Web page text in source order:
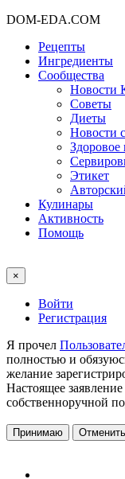
DOM-EDA.COM
Рецепты
Ингредиенты
Сообщества
Новости
Советы
Диеты
Новости
Здоровое
Этикет
Кулинары
Активность
Помощь
×
Войти
Регистрация
Я прочел
полностью и
желание
Настоящее
собственноручной
Принимаю Отменить